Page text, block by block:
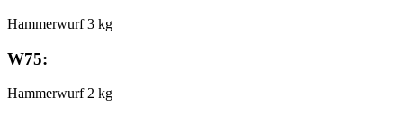
Hammerwurf 3 kg
W75:
Hammerwurf 2 kg